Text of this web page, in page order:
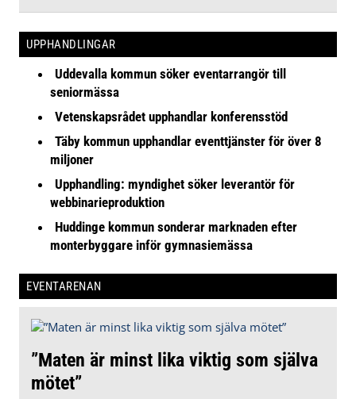
UPPHANDLINGAR
Uddevalla kommun söker eventarrangör till
seniormässa
Vetenskapsrådet upphandlar konferensstöd
Täby kommun upphandlar eventtjänster för över 8
miljoner
Upphandling: myndighet söker leverantör för
webbinarieproduktion
Huddinge kommun sonderar marknaden efter
monterbyggare inför gymnasiemässa
EVENTARENAN
”Maten är minst lika viktig som själva
mötet”